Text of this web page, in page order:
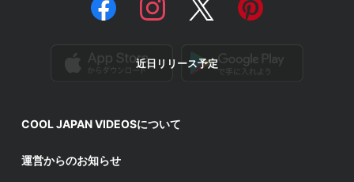
近日リリース予定
COOL JAPAN VIDEOSについて
運営からのお知らせ